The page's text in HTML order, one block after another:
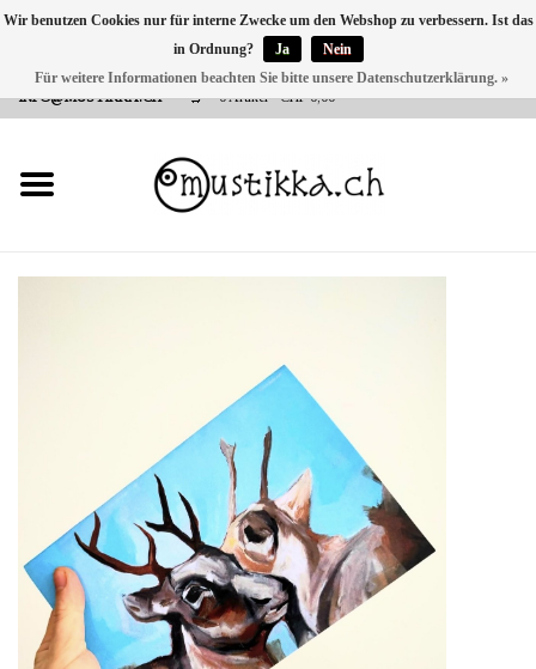
VERSANDKOSTEN 0 CHF INNERHALB CH | INT. VERSAND ÜBER
INFO@MUSTIKKA.CH
0 Artikel - CHF 0,00
NEU BEI UNS
SHOP - A PIECE OF
FINLAND FOR YOU
Marken
Wir benutzen Cookies nur für interne Zwecke um den Webshop zu verbessern. Ist das
in Ordnung?
Ja
Nein
Für weitere Informationen beachten Sie bitte unsere Datenschutzerklärung. »